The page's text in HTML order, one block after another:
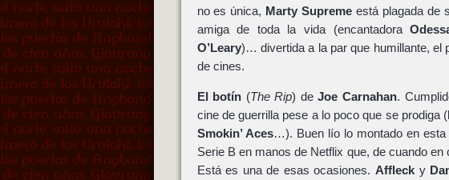
no es única, Marty Supreme está plagada de
amiga de toda la vida (encantadora
O’Leary)… divertida a la par que humillante, el
de cines.
El botín (The Rip) deJoe Carnahan.
cine de guerrilla pese a lo poco que se prodiga (
Smokin’ Aces…). Buen lío lo montado en esta
Serie B en manos de Netflix que, de cuando
Está es una de esas ocasiones. Afflecky